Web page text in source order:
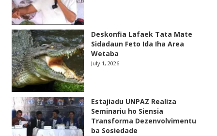
Deskonfia Lafaek Tata Mate
Sidadaun Feto Ida Iha Area
Wetaba
July 1, 2026
Estajiadu UNPAZ Realiza
Seminariu ho Siensia
Transforma Dezenvolvimentu
ba Sosiedade